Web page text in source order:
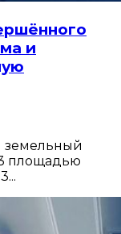
и
земельный
площадью